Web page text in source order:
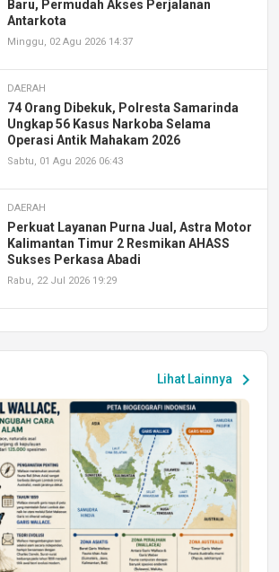
Baru, Permudah Akses Perjalanan
Antarkota
Minggu, 02 Agu 2026 14:37
DAERAH
74 Orang Dibekuk, Polresta Samarinda
Ungkap 56 Kasus Narkoba Selama
Operasi Antik Mahakam 2026
Sabtu, 01 Agu 2026 06:43
DAERAH
Perkuat Layanan Purna Jual, Astra Motor
Kalimantan Timur 2 Resmikan AHASS
Sukses Perkasa Abadi
Rabu, 22 Jul 2026 19:29
Peluang Kerja dan Magang
Jumat, 17 Jul 2026 22:30
DAERAH
Astra Motor Kalimantan Timur 2 Dukung
Mahasiswa Samarinda dalam Astra
Honda SDGs Future Leaders 2026
Jumat, 10 Jul 2026 19:01
Lihat Lainnya chevron_right